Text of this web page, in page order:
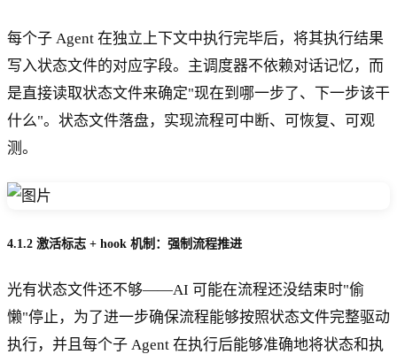
每个子 Agent 在独立上下文中执行完毕后，将其执行结果
写入状态文件的对应字段。主调度器不依赖对话记忆，而
是直接读取状态文件来确定"现在到哪一步了、下一步该干
什么"。状态文件落盘，实现流程可中断、可恢复、可观
测。
4.1.2 激活标志 + hook 机制：强制流程推进
光有状态文件还不够——AI 可能在流程还没结束时"偷
懒"停止，为了进一步确保流程能够按照状态文件完整驱动
执行，并且每个子 Agent 在执行后能够准确地将状态和执